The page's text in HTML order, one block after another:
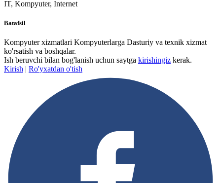
IT, Kompyuter, Internet
Batafsil
Kompyuter xizmatlari Kompyuterlarga Dasturiy va texnik xizmat
ko'rsatish va boshqalar.
Ish beruvchi bilan bog'lanish uchun saytga kirishingiz kerak.
Kirish | Ro'yxatdan o'tish